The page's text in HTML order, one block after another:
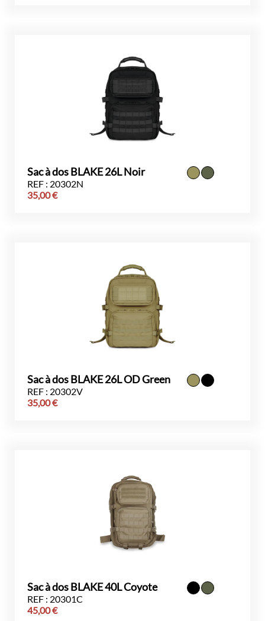
Sac à dos BLAKE 26L Noir
REF : 20302N
35,00€
Sac à dos BLAKE 26L OD Green
REF : 20302V
35,00€
Sac à dos BLAKE 40L Coyote
REF : 20301C
45,00€